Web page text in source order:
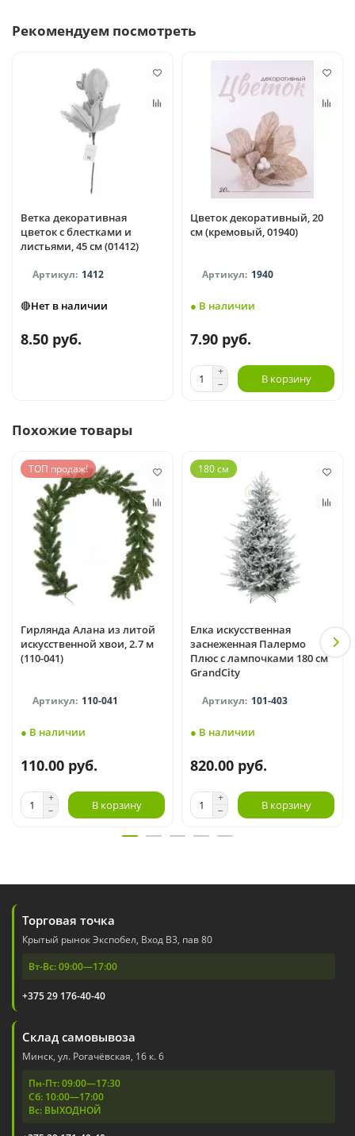
Рекомендуем посмотреть
Ветка декоративная
цветок с блестками и
листьями, 45 см (01412)
1412
🔴Нет в наличии
8.50 руб.
Цветок декоративный, 20
см (кремовый, 01940)
1940
● В наличии
7.90 руб.
В корзину
Похожие товары
ТОП продаж!
Гирлянда Алана из литой
искусственной хвои, 2.7 м
(110-041)
110-041
● В наличии
110.00 руб.
В корзину
180 см
Елка искусственная
заснеженная Палермо
Плюс с лампочками 180 см
GrandCity
101-403
● В наличии
820.00 руб.
В корзину
Торговая точка
Крытый рынок Экспобел, Вход В3, пав 80
Вт-Вс: 09:00—17:00
+375 29 176-40-40
Склад самовывоза
Минск, ул. Рогачёвская, 16 к. 6
Пн-Пт: 09:00—17:30
Сб: 10:00—17:00
Вс: ВЫХОДНОЙ